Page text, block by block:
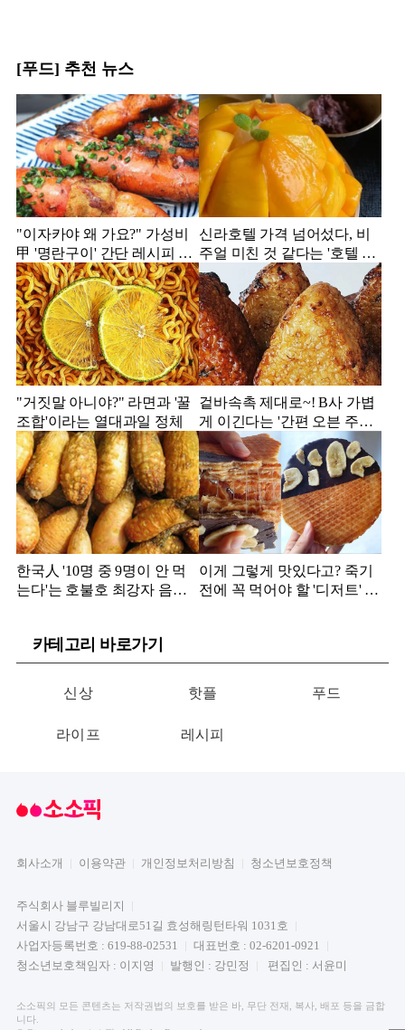
[푸드] 추천 뉴스
"이자카야 왜 가요?" 가성비
甲 '명란구이' 간단 레시피 공
개
신라호텔 가격 넘어섰다, 비
주얼 미친 것 같다는 '호텔 빙
수' 모음집
"거짓말 아니야?" 라면과 '꿀
조합'이라는 열대과일 정체
겉바속촉 제대로~! B사 가볍
게 이긴다는 '간편 오븐 주먹
밥' 정체
한국人 '10명 중 9명이 안 먹
는다'는 호불호 최강자 음식
이게 그렇게 맛있다고? 죽기
전에 꼭 먹어야 할 '디저트' 정
카테고리 바로가기
신상 핫플 푸드
라이프 레시피
회사소개 이용약관 개인정보처리방침 청소년보호정책
주식회사 블루빌리지
서울시 강남구 강남대로51길 효성해링턴타워 1031호
사업자등록번호 : 619-88-02531
대표번호 : 02-6201-0921
청소년보호책임자 : 이지영
발행인 : 강민정 편집인 : 서윤미
소소픽의 모든 콘텐츠는 저작권법의 보호를 받은 바, 무단 전재, 복사, 배포 등을 금합
니다.